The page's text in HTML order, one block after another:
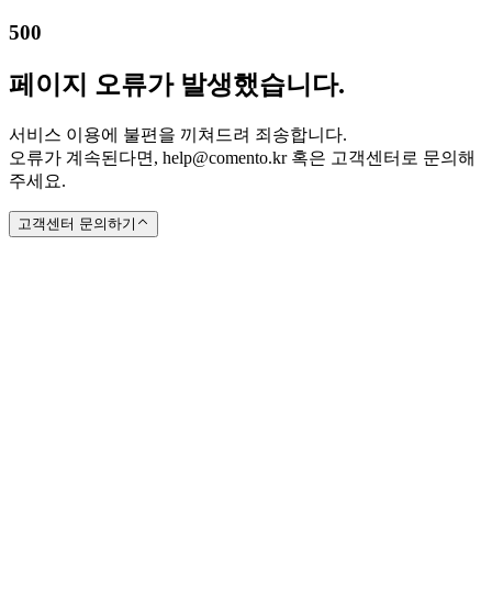
500
페이지 오류가 발생했습니다.
서비스 이용에 불편을 끼쳐드려 죄송합니다.
오류가 계속된다면, help@comento.kr 혹은 고객센터로 문의해
주세요.
고객센터 문의하기